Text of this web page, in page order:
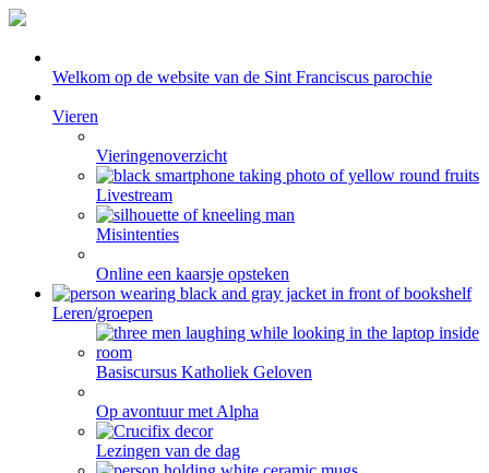
Welkom op de website van de Sint Franciscus parochie
Vieren
Vieringenoverzicht
Livestream
Misintenties
Online een kaarsje opsteken
Leren/groepen
Basiscursus Katholiek Geloven
Op avontuur met Alpha
Lezingen van de dag